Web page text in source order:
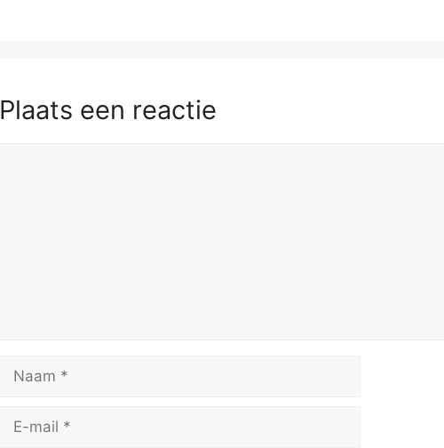
Plaats een reactie
mail